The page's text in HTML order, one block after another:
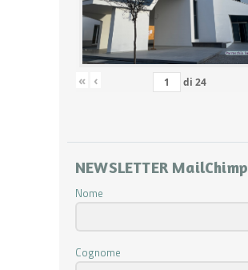
« ‹ di 24
NEWSLETTER MailChimp
Nome
Cognome